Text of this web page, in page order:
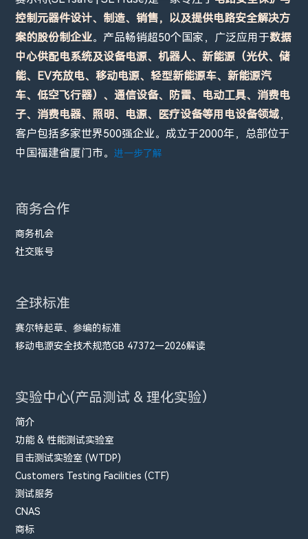
控制元器件设计、制造、销售，以及提供电路安全解决方
案的股份制企业。产品畅销超50个国家，广泛应用于数据
中心供配电系统及设备电源、机器人、新能源（光伏、储
能、EV充放电、移动电源、轻型新能源车、新能源汽
车、低空飞行器）、通信设备、防雷、电动工具、消费电
子、消费电器、照明、电源、医疗设备等用电设备领域，
客户包括多家世界500强企业。成立于2000年，总部位于
中国福建省厦门市。进一步了解
商务合作
商务机会
社交账号
全球标准
赛尔特起草、参编的标准
移动电源安全技术规范GB 47372—2026解读
实验中心(产品测试 & 理化实验）
简介
功能 & 性能测试实验室
目击测试实验室 (WTDP)
Customers Testing Facilities (CTF)
测试服务
CNAS
商标